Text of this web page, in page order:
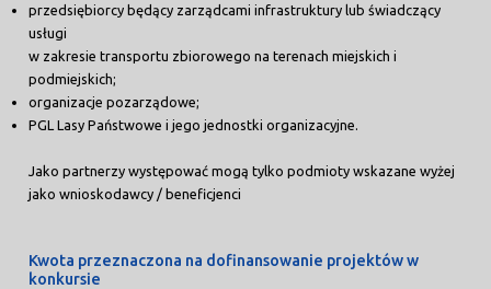
przedsiębiorcy będący zarządcami infrastruktury lub świadczący
usługi
w zakresie transportu zbiorowego na terenach miejskich i
podmiejskich;
organizacje pozarządowe;
PGL Lasy Państwowe i jego jednostki organizacyjne.
Jako partnerzy występować mogą tylko podmioty wskazane wyżej
jako wnioskodawcy / beneficjenci
Kwota przeznaczona na dofinansowanie projektów w
konkursie